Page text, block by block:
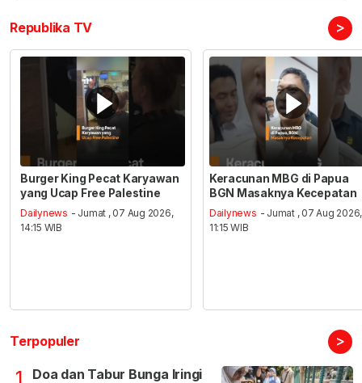
Republika TV >
Burger King Pecat Karyawan
yang Ucap Free Palestine
Dailynews - Jumat , 07 Aug 2026,
14:15 WIB
Keracunan MBG di Papua
BGN Masaknya Kecepatan
Dailynews - Jumat , 07 Aug 2026,
11:15 WIB
Terpopuler >
1
Doa dan Tabur Bunga Iringi